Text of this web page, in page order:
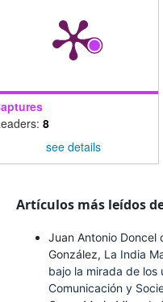
8
see details
Artículos más leídos
Juan Antonio Doncel
González, La India
bajo la mirada de los
Comunicación y